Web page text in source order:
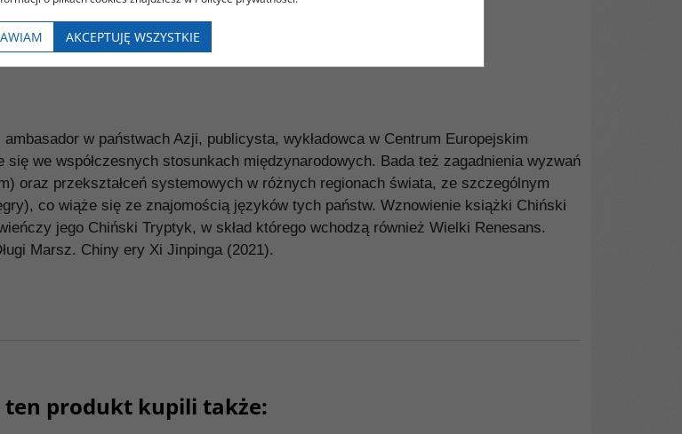
w państwach Azji, publicysta, wykładowca w Centrum Europejskim
we współczesnych stosunkach międzynarodowych. Bada też zagadnienia wyzwań
oraz przekształceń systemowych w różnych regionach świata, ze szczególnym
co wiąże się ze znajomością języków tych państw. Wznowienie książki Chiński
jego Chiński Tryptyk, w skład którego wchodzą również Wielki Renesans.
Marsz. Chiny ery Xi Jinpinga (2021).
ten produkt kupili także:
AKCEPTUJĘ WSZYSTKIE